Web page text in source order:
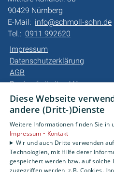
90429 Nürnberg
E-Mail: info@schmoll-sohn.de
Tel.: 0911 992620
Impressum
Datenschutzerklärung
AGB
Barrierefreiheitserklärung
Unsere Bereiche
Gewerbekunden
Karriere
Unternehmen
Kontakt
Diese Webseite
andere (Dritt-)Dienste
Weitere Informationen finden Sie in
Impressum • Kontakt
Wir und auch Dritte verwenden
Technologien, mit Hilfe derer
gespeichert werden bzw. auf
zugegriffen werden, z.B. Cookies.